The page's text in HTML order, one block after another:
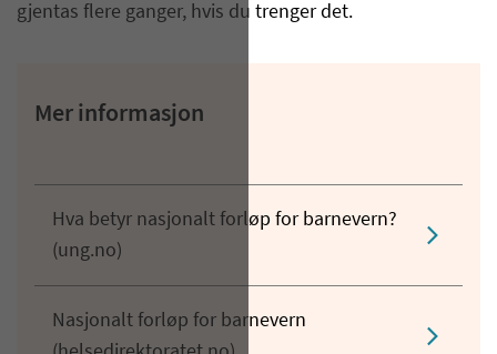
gjentas flere ganger, hvis du trenger det.
Mer informasjon
Hva betyr nasjonalt forløp for barnevern?
(ung.no)
Nasjonalt forløp for barnevern